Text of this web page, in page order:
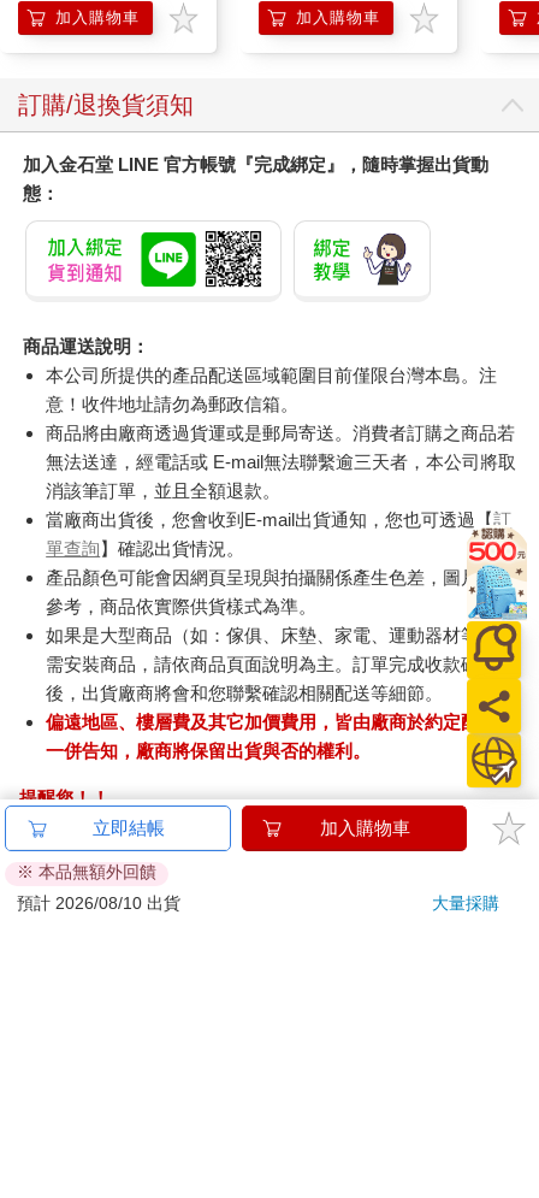
加入購物車 加入購物車
訂購/退換貨須知
加入金石堂 LINE 官方帳號『完成綁定』，隨時掌握出貨動
態：
商品運送說明：
本公司所提供的產品配送區域範圍目前僅限台灣本島。注
意！收件地址請勿為郵政信箱。
商品將由廠商透過貨運或是郵局寄送。消費者訂購之商品若
無法送達，經電話或 E-mail無法聯繫逾三天者，本公司將取
消該筆訂單，並且全額退款。
當廠商出貨後，您會收到E-mail出貨通知，您也可透過【訂
單查詢】確認出貨情況。
產品顏色可能會因網頁呈現與拍攝關係產生色差，圖片僅供
參考，商品依實際供貨樣式為準。
如果是大型商品（如：傢俱、床墊、家電、運動器材等）及
需安裝商品，請依商品頁面說明為主。訂單完成收款確認
後，出貨廠商將會和您聯繫確認相關配送等細節。
偏遠地區、樓層費及其它加價費用，皆由廠商於約定配送時
一併告知，廠商將保留出貨與否的權利。
提醒您！！
金石堂及銀行均不會請您操作ATM! 如接獲電話要求您前往
ATM提款機，請不要聽從指示，以免受騙上當！
退換貨須知：
立即結帳 加入購物車
※ 本品無額外回饋
預計 2026/08/10 出貨
大量採購